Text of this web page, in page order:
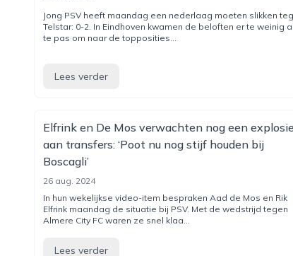
Jong PSV heeft maandag een nederlaag moeten slikken
Telstar: 0-2. In Eindhoven kwamen de beloften er te weinig
te pas om naar de topposities...
Lees verder
Elfrink en De Mos verwachten nog een explosie
aan transfers: ‘Poot nu nog stijf houden bij
Boscagli’
26 aug. 2024
In hun wekelijkse video-item bespraken Aad de Mos en Rik
Elfrink maandag de situatie bij PSV. Met de wedstrijd tegen
Almere City FC waren ze snel klaa...
Lees verder